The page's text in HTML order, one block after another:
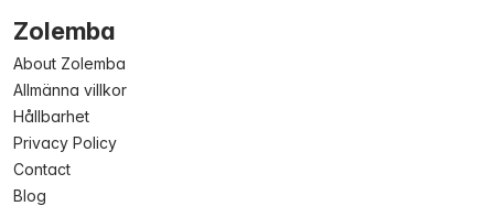
Zolemba
About Zolemba
Allmänna villkor
Hållbarhet
Privacy Policy
Contact
Blog